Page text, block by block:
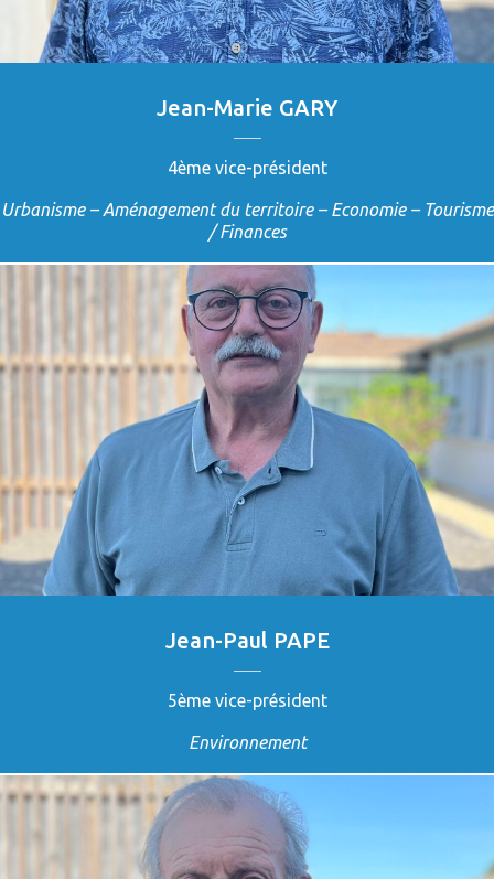
Jean-Marie GARY
4ème vice-président
Urbanisme – Aménagement du territoire – Economie – Tourisme
/ Finances
Jean-Paul PAPE
5ème vice-président
Environnement